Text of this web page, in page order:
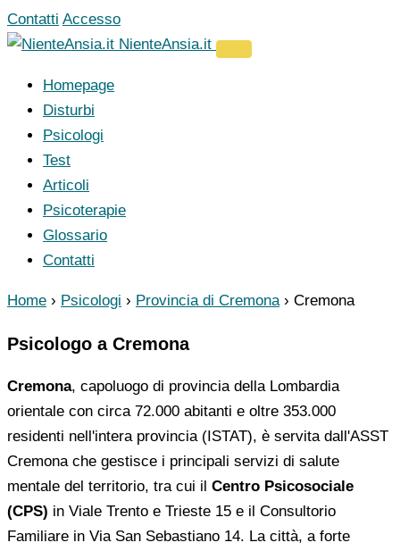
Vai
al
Contatti Accesso
NienteAnsia.it
Homepage
Disturbi
Psicologi
Test
Articoli
Psicoterapie
Glossario
Contatti
Home › Psicologi › Provincia di Cremona › Cremona
Psicologo a Cremona
Cremona, capoluogo di provincia della Lombardia
orientale con circa 72.000 abitanti e oltre 353.000
residenti nell'intera provincia (ISTAT), è servita dall'ASST
Cremona che gestisce i principali servizi di salute
mentale del territorio, tra cui il Centro Psicosociale
(CPS) in Viale Trento e Trieste 15 e il Consultorio
Familiare in Via San Sebastiano 14. La città, a forte